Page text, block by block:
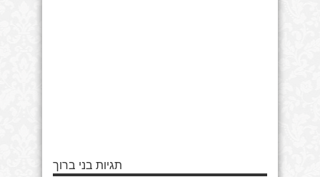
תגיות בני ברוך